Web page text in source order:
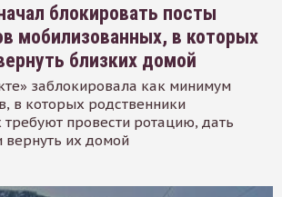
блокировать посты
мобилизованных, в которых
близких домой
заблокировала как минимум
в которых родственники
провести ротацию, дать
вернуть их домой